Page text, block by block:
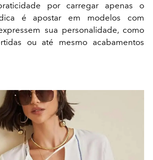
por carregar apenas o
é apostar em modelos com
sua personalidade, como
ou até mesmo acabamentos